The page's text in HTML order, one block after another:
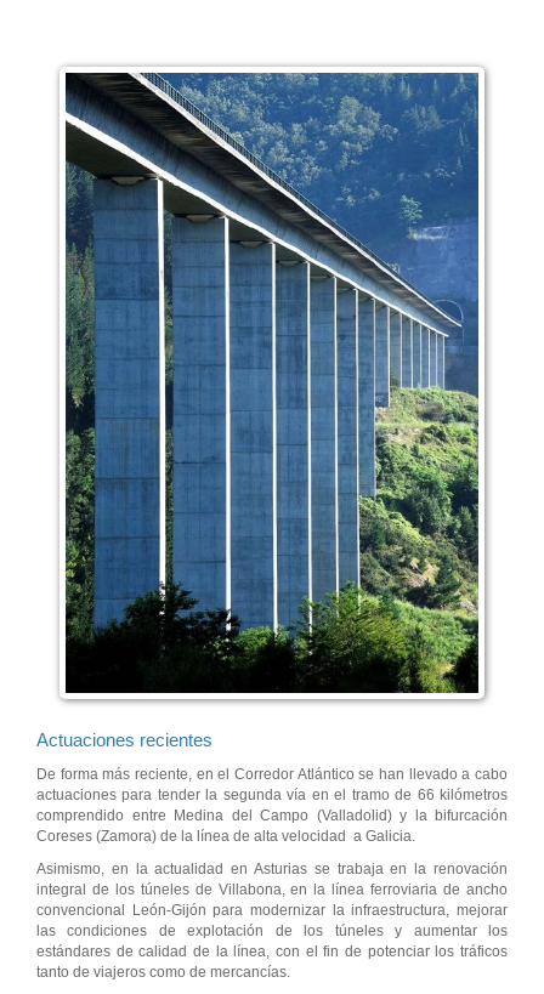
Actuaciones recientes
De forma más reciente, en el Corredor Atlántico se han llevado a cabo
actuaciones para tender la segunda vía en el tramo de 66 kilómetros
comprendido entre Medina del Campo (Valladolid) y la bifurcación
Coreses (Zamora) de la línea de alta velocidad a Galicia.
Asimismo, en la actualidad en Asturias se trabaja en la renovación
integral de los túneles de Villabona, en la línea ferroviaria de ancho
convencional León-Gijón para modernizar la infraestructura, mejorar
las condiciones de explotación de los túneles y aumentar los
estándares de calidad de la línea, con el fin de potenciar los tráficos
tanto de viajeros como de mercancías.